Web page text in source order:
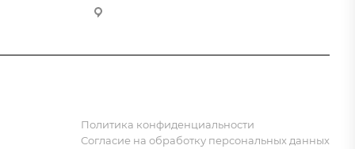
Политика конфиденциальности
Согласие на обработку персональных данных